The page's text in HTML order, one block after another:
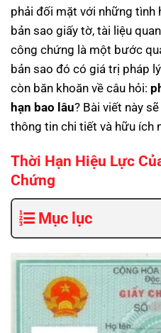
phải đối mặt với những tình
bản sao giấy tờ, tài liệu
công chứng là một bước
bản sao đó có giá trị pháp
còn băn khoăn về câu hỏi:
hạn bao lâu? Bài viết này
thông tin chi tiết và hữu ích
Thời Hạn Hiệu Lực
Chứng
Mục lục